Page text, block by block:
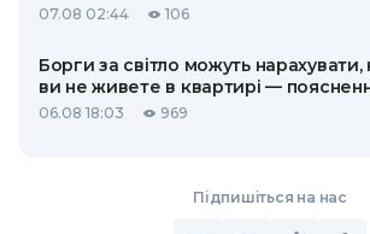
07.08 02:44 106
Борги за світло можуть нарахувати,
ви не живете в квартирі —
06.08 18:03 969
Підпишіться на нас